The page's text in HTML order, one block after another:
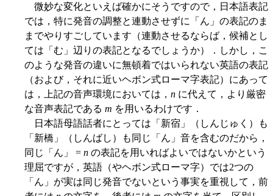
微妙な変化といえば確かにそうですので，日本語表記
では，特に発音の調整と連動させずに「ん」の表記のま
までやりすごしています（連動させるならば，候補とし
ては「む」辺りの表記となるでしょうか）．しかし，こ
のような発音の違いに無頓着ではいられない英語の表記
（および，それに近いヘボン式ローマ字表記）にあって
は，上記の音声環境においては， n に代えて，より厳密
な音声表記である m を用いるわけです．
日本語母語話者にとっては「新宿」（しんじゅく）も
「新橋」（しんばし）も同じ「ん」音を含むのだから，
同じ「ん」 = n の表記を用いればよいではないかという
理屈ですが，英語（やヘボン式ローマ字）では2つの
「ん」が実は同じ発音でないという事実を重視して，前